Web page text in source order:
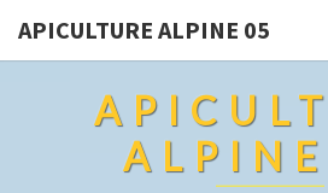
APICULTURE ALPINE 05